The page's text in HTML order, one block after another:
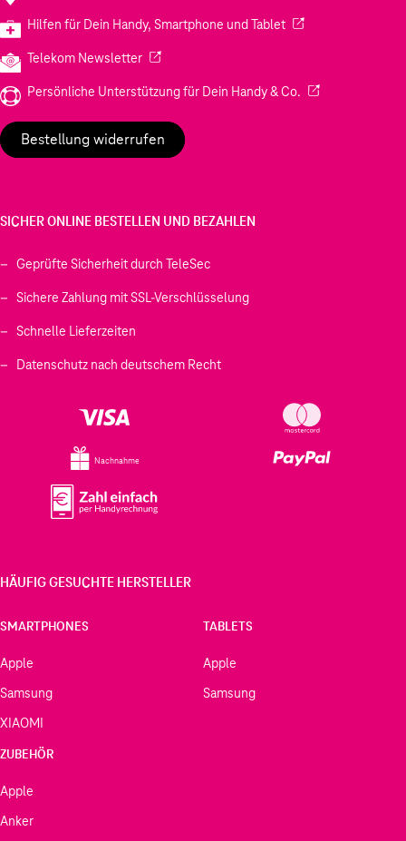
Hilfen für Dein Handy, Smartphone und Tablet(Wird in einem
Telekom Newsletter(Wird in einem neuen Tab geöffnet)
Persönliche Unterstützung für Dein Handy & Co. (Wird in einem
Bestellung widerrufen
SICHER ONLINE BESTELLEN UND BEZAHLEN
Geprüfte Sicherheit durch TeleSec
Sichere Zahlung mit SSL-Verschlüsselung
Schnelle Lieferzeiten
Datenschutz nach deutschem Recht
Nachnahme
HÄUFIG GESUCHTE HERSTELLER
SMARTPHONES
Apple
Samsung
XIAOMI
TABLETS
Apple
Samsung
ZUBEHÖR
Apple
Anker